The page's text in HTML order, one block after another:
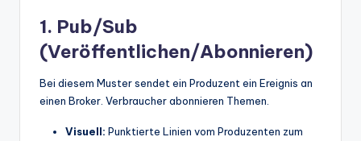
1. Pub/Sub
(Veröffentlichen/Abonnieren)
Bei diesem Muster sendet ein Produzent ein Ereignis an
einen Broker. Verbraucher abonnieren Themen.
Visuell: Punktierte Linien vom Produzenten zum